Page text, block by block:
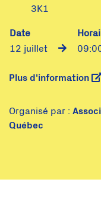
3K1
Date
12 juillet
Plus d'information
Organisé par :
Québec